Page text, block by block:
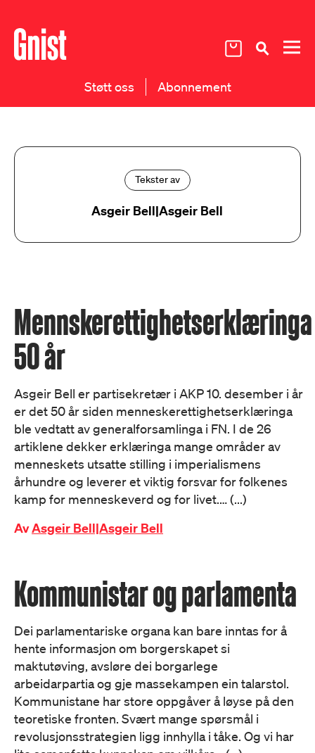
Støtt oss Abonnement
Tekster av
Asgeir Bell|Asgeir Bell
Mennskerettighetserklæringa
50 år
Asgeir Bell er partisekretær i AKP 10. desember i år
er det 50 år siden menneskerettighetserklæringa
ble vedtatt av generalforsamlinga i FN. I de 26
artiklene dekker erklæringa mange områder av
menneskets utsatte stilling i imperialismens
århundre og leverer et viktig forsvar for folkenes
kamp for menneskeverd og for livet.… (...)
AvAsgeir Bell|Asgeir Bell
Kommunistar og parlamenta
Dei parlamentariske organa kan bare inntas for å
hente informasjon om borgerskapet si
maktutøving, avsløre dei borgarlege
arbeidarpartia og gje massekampen ein talarstol.
Kommunistane har store oppgåver å løyse på den
teoretiske fronten. Svært mange spørsmål i
revolusjonsstrategien ligg innhylla i tåke. Og vi har